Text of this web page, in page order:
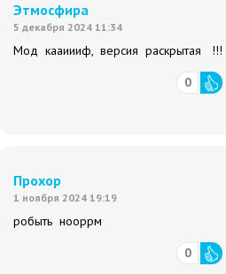
Этмосфира
5 декабря 2024 11:34
Мод кааиииф, версия раскрытая !!!
0
Прохор
1 ноября 2024 19:19
робыть нооррм
0